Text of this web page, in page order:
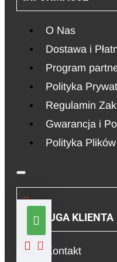
O Nas
Dostawa i
Program
Polityka
Regulamin
Gwarancja i
Polityka
OBSŁUGA KLIENTA
Kontakt